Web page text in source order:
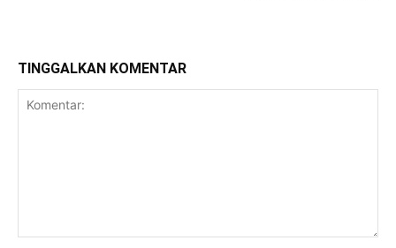
TINGGALKAN KOMENTAR